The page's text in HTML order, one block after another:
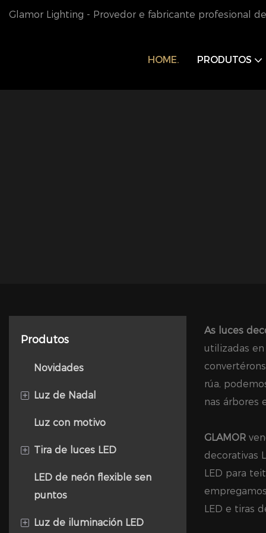
Glamor Lighting - Provedor e fabricante profesional
HOME. PRODUTOS
Produtos
Novidades
+ Luz de Nadal
Luz de corda LED
Corda de luces LED
Tubo de neve
Luz con motivo
+ Tira de luces LED
Nova tira de luces SMD
ultra flexibles e suaves
LED de neón flexible sen
puntos
+ Luz de iluminación LED
As luces
utilizadas en
rúa,
nas árbores
GLAMOR
decorativas
LED para
LED e tiras